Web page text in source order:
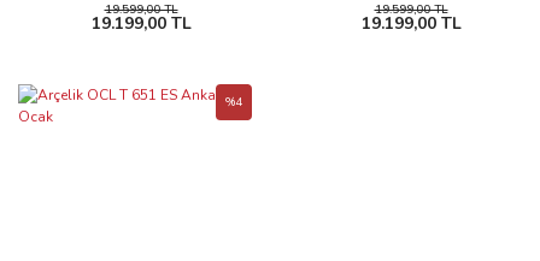
19.599,00 TL
19.199,00 TL
19.599,00 TL
19.199,00 TL
%4